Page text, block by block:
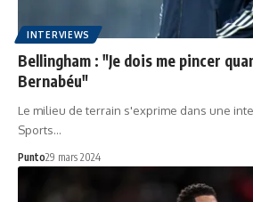
INTERVIEWS
Bellingham : "Je dois me pincer
Bernabéu"
Le milieu de terrain s'exprime dans une
Sports…
Punto29 mars 2024